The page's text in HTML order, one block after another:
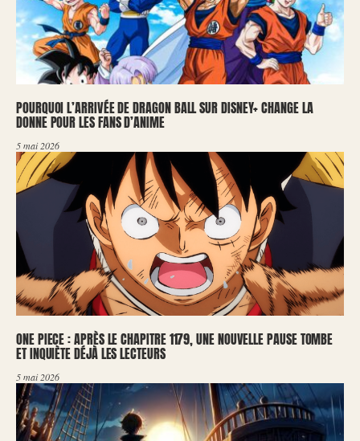
POURQUOI L’ARRIVÉE DE DRAGON BALL SUR DISNEY+ CHANGE LA
DONNE POUR LES FANS D’ANIME
5 mai 2026
ONE PIECE : APRÈS LE CHAPITRE 1179, UNE NOUVELLE PAUSE TOMBE
ET INQUIÈTE DÉJÀ LES LECTEURS
5 mai 2026